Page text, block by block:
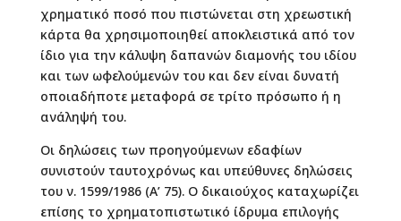
χρηματικό ποσό που πιστώνεται στη χρεωστική
κάρτα θα χρησιμοποιηθεί αποκλειστικά από τον
ίδιο για την κάλυψη δαπανών διαμονής του ιδίου
και των ωφελούμενών του και δεν είναι δυνατή
οποιαδήποτε μεταφορά σε τρίτο πρόσωπο ή η
ανάληψή του.
Οι δηλώσεις των προηγούμενων εδαφίων
συνιστούν ταυτοχρόνως και υπεύθυνες δηλώσεις
του ν. 1599/1986 (Α’ 75). Ο δικαιούχος καταχωρίζει
επίσης το χρηματοπιστωτικό ίδρυμα επιλογής